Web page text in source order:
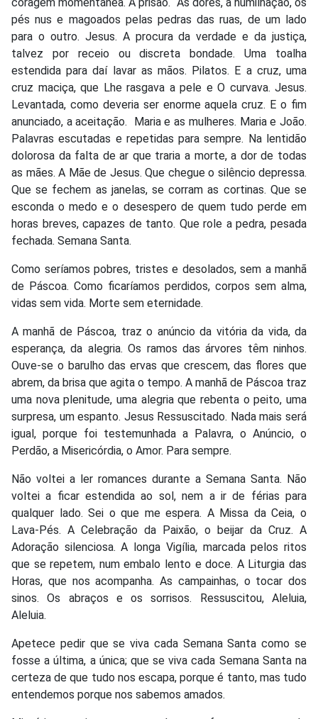
pés nus e magoados pelas pedras das ruas, de um lado
para o outro. Jesus. A procura da verdade e da justiça,
talvez por receio ou discreta bondade. Uma toalha
estendida para daí lavar as mãos. Pilatos. E a cruz, uma
cruz maciça, que Lhe rasgava a pele e O curvava. Jesus.
Levantada, como deveria ser enorme aquela cruz. E o fim
anunciado, a aceitação. Maria e as mulheres. Maria e João.
Palavras escutadas e repetidas para sempre. Na lentidão
dolorosa da falta de ar que traria a morte, a dor de todas
as mães. A Mãe de Jesus. Que chegue o silêncio depressa.
Que se fechem as janelas, se corram as cortinas. Que se
esconda o medo e o desespero de quem tudo perde em
horas breves, capazes de tanto. Que role a pedra, pesada
fechada. Semana Santa.
Como seríamos pobres, tristes e desolados, sem a manhã
de Páscoa. Como ficaríamos perdidos, corpos sem alma,
vidas sem vida. Morte sem eternidade.
A manhã de Páscoa, traz o anúncio da vitória da vida, da
esperança, da alegria. Os ramos das árvores têm ninhos.
Ouve-se o barulho das ervas que crescem, das flores que
abrem, da brisa que agita o tempo. A manhã de Páscoa traz
uma nova plenitude, uma alegria que rebenta o peito, uma
surpresa, um espanto. Jesus Ressuscitado. Nada mais será
igual, porque foi testemunhada a Palavra, o Anúncio, o
Perdão, a Misericórdia, o Amor. Para sempre.
Não voltei a ler romances durante a Semana Santa. Não
voltei a ficar estendida ao sol, nem a ir de férias para
qualquer lado. Sei o que me espera. A Missa da Ceia, o
Lava-Pés. A Celebração da Paixão, o beijar da Cruz. A
Adoração silenciosa. A longa Vigília, marcada pelos ritos
que se repetem, num embalo lento e doce. A Liturgia das
Horas, que nos acompanha. As campainhas, o tocar dos
sinos. Os abraços e os sorrisos. Ressuscitou, Aleluia,
Aleluia.
Apetece pedir que se viva cada Semana Santa como se
fosse a última, a única; que se viva cada Semana Santa na
certeza de que tudo nos escapa, porque é tanto, mas tudo
entendemos porque nos sabemos amados.